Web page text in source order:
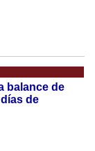
balance de
de